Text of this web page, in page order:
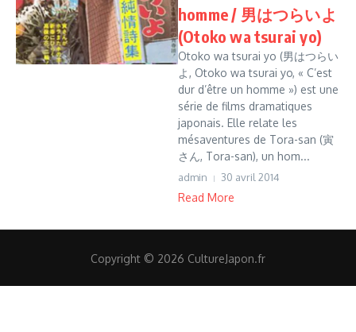
homme / 男はつらいよ
(Otoko wa tsurai yo)
Otoko wa tsurai yo (男はつらい
よ, Otoko wa tsurai yo, « C’est
dur d’être un homme ») est une
série de films dramatiques
japonais. Elle relate les
mésaventures de Tora-san (寅
さん, Tora-san), un hom...
admin 30 avril 2014
Read More